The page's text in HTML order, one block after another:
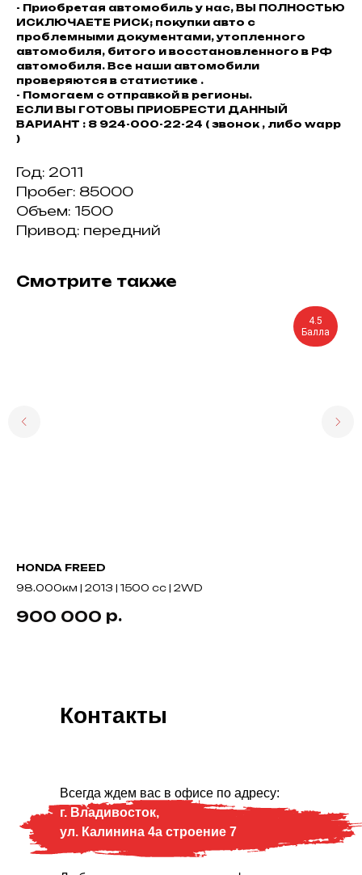
- Приобретая автомобиль у нас, ВЫ ПОЛНОСТЬЮ
ИСКЛЮЧАЕТЕ РИСК; покупки авто с
проблемными документами, утопленного
автомобиля, битого и восстановленного в РФ
автомобиля. Все наши автомобили
проверяются в статистике .
- Помогаем с отправкой в регионы.
ЕСЛИ ВЫ ГОТОВЫ ПРИОБРЕСТИ ДАННЫЙ
ВАРИАНТ : 8 924-000-22-24 ( звонок , либо wapp
)
Год: 2011
Пробег: 85000
Объем: 1500
Привод: передний
Смотрите также
4.5
Балла
HONDA FREED
98.000км | 2013 | 1500 cc | 2WD
900 000 р.
Контакты
Всегда ждем вас в офисе по адресу:
г. Владивосток,
ул. Калинина 4а строение 7